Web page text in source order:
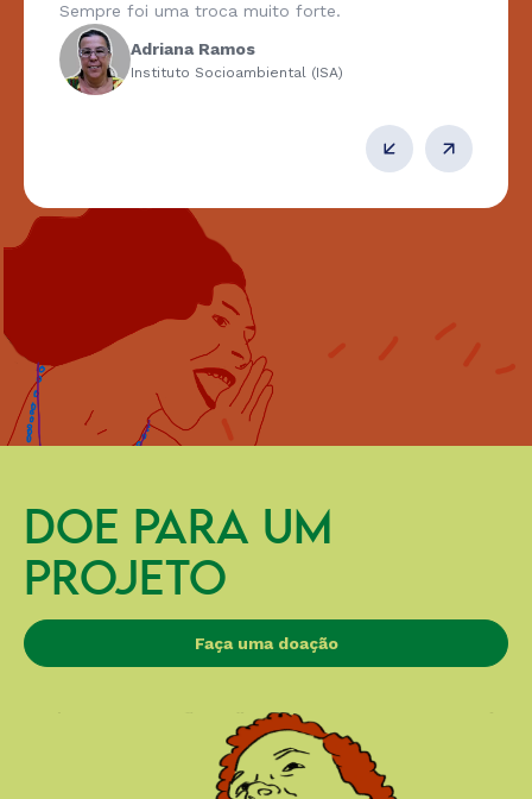
Sempre foi uma troca muito forte.
Adriana Ramos
Instituto Socioambiental (ISA)
DOE PARA UM
PROJETO
Faça uma doação